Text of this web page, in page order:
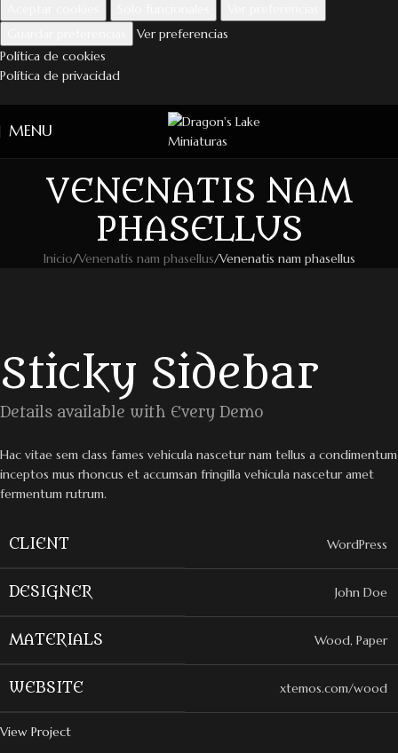
Ver preferencias
Política de cookies
Política de privacidad
MENU
VENENATIS NAM
PHASELLUS
Inicio Venenatis nam phasellus Venenatis nam phasellus
Sticky Sidebar
Details available with Every Demo
Hac vitae sem class fames vehicula nascetur nam tellus a condimentum
inceptos mus rhoncus et accumsan fringilla vehicula nascetur amet
fermentum rutrum.
CLIENT WordPress
DESIGNER John Doe
MATERIALS Wood, Paper
WEBSITE xtemos.com/wood
View Project